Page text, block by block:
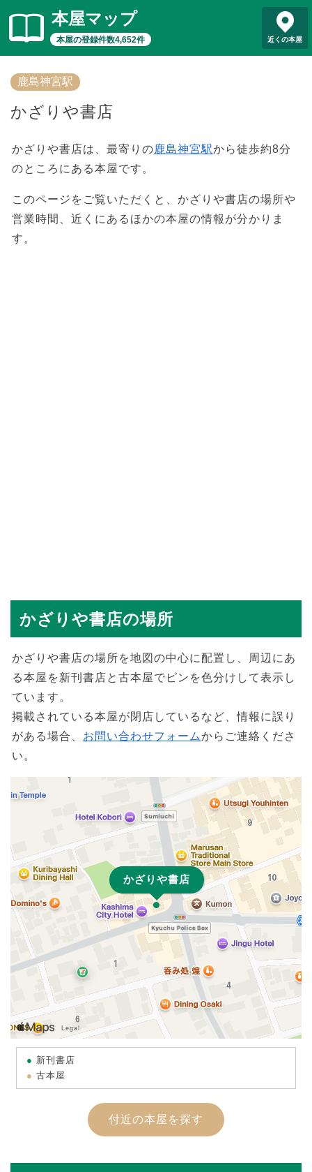
本屋マップ
本屋の登録件数4,652件 近くの本屋
鹿島神宮駅
かざりや書店
かざりや書店は、最寄りの鹿島神宮駅から徒歩約8分
のところにある本屋です。
このページをご覧いただくと、かざりや書店の場所や
営業時間、近くにあるほかの本屋の情報が分かりま
す。
かざりや書店の場所
かざりや書店の場所を地図の中心に配置し、周辺にあ
る本屋を新刊書店と古本屋でピンを色分けして表示し
ています。
掲載されている本屋が閉店しているなど、情報に誤り
がある場合、 お問い合わせフォームからご連絡くださ
い。
かざりや書店
新刊書店
古本屋
付近の本屋を探す